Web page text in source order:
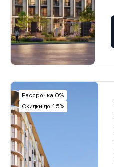
Рассрочка 0%
Скидки до 15%